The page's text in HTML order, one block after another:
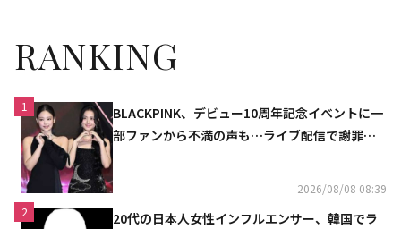
RANKING
1
BLACKPINK、デビュー10周年記念イベントに一
部ファンから不満の声も…ライブ配信で謝罪
2026/08/08 08:39
2
20代の日本人女性インフルエンサー、韓国でラ